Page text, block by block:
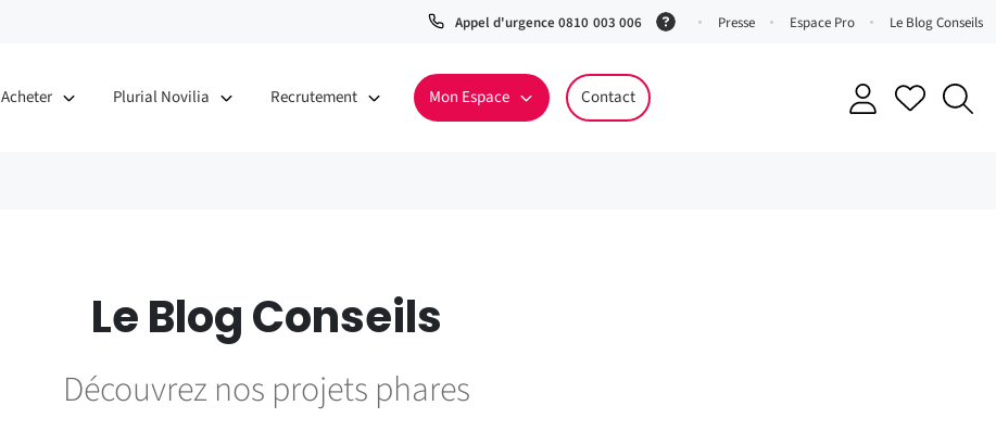
Appel d'urgence 0810 003 006
(ServicePresse Espace Pro Le Blog Conseils
Acheter Plurial Novilia Recrutement Mon Espace Contact
Le Blog Conseils
Découvrez nos projets phares